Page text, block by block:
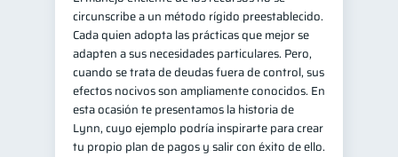
Salud mental ahorro
Retiro 1 Doble sueldo 1
Gasto responsable
información financiera
circunscribe a un método rígido preestablecido.
Cada quien adopta las prácticas que mejor se
adapten a sus necesidades particulares. Pero,
cuando se trata de deudas fuera de control, sus
efectos nocivos son ampliamente conocidos. En
esta ocasión te presentamos la historia de
Lynn, cuyo ejemplo podría inspirarte para crear
tu propio plan de pagos y salir con éxito de ello.